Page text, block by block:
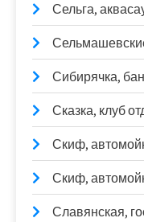
Сельга,
Сибирячка,
Сказка, клуб
Скиф,
Скиф,
Славянская,